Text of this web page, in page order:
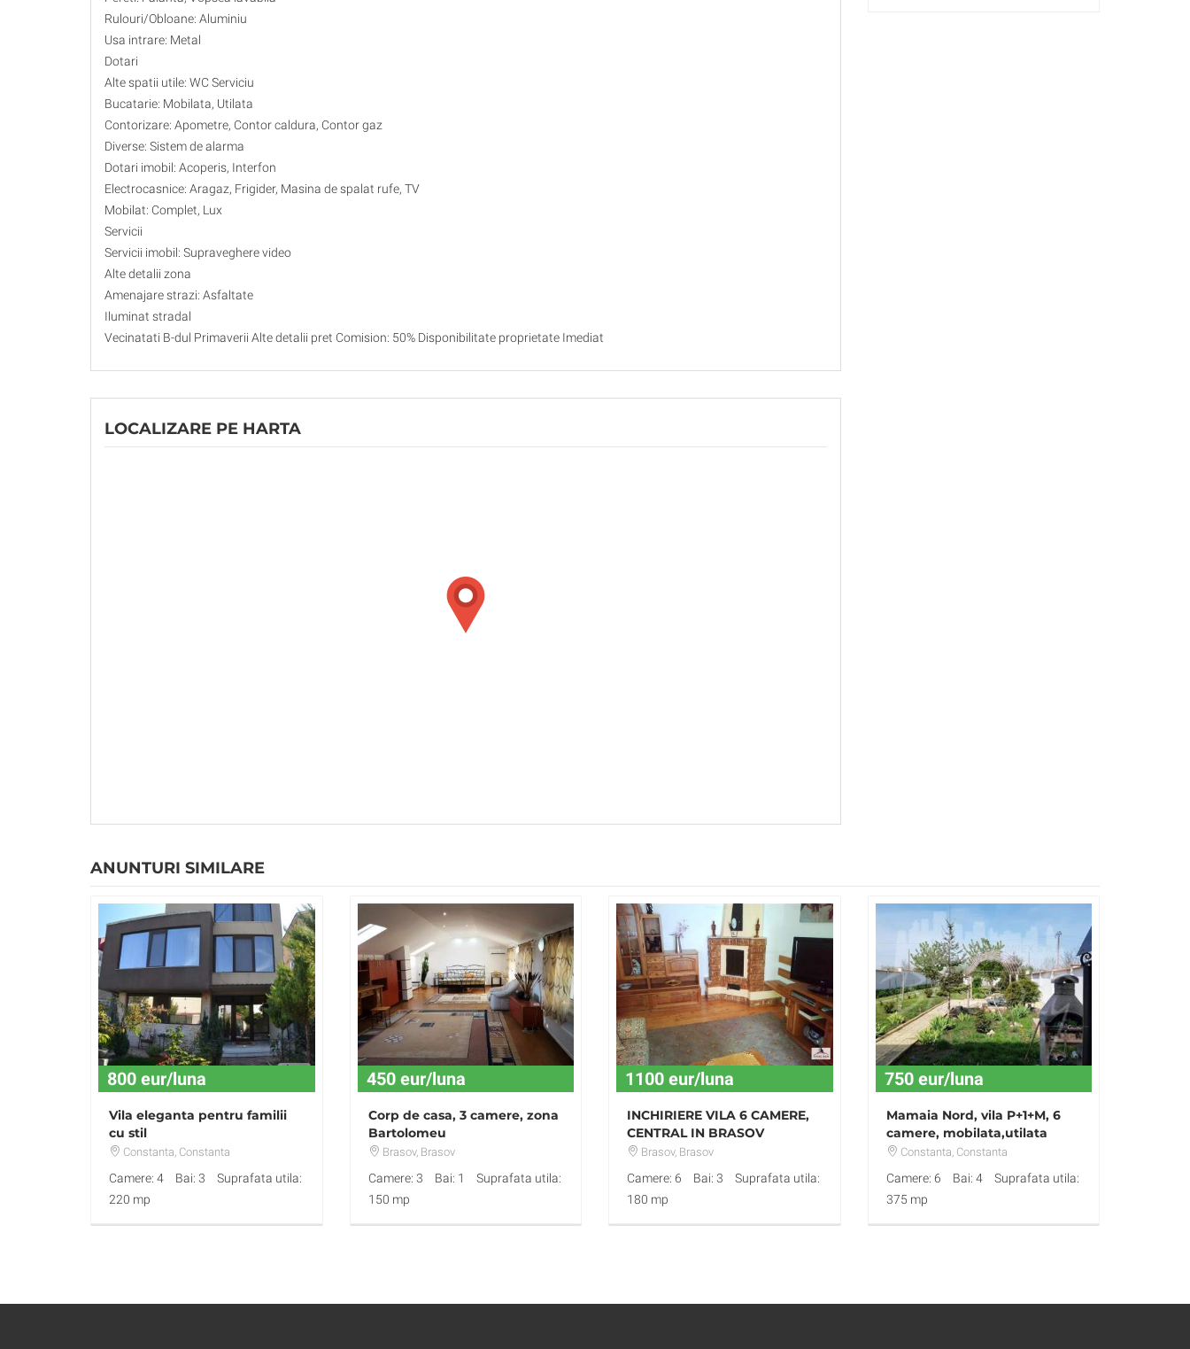
Rulouri/Obloane: Aluminiu
Usa intrare: Metal
Dotari
Alte spatii utile: WC Serviciu
Bucatarie: Mobilata, Utilata
Contorizare: Apometre, Contor caldura, Contor gaz
Diverse: Sistem de alarma
Dotari imobil: Acoperis, Interfon
Electrocasnice: Aragaz, Frigider, Masina de spalat rufe, TV
Mobilat: Complet, Lux
Servicii
Servicii imobil: Supraveghere video
Alte detalii zona
Amenajare strazi: Asfaltate
Iluminat stradal
Vecinatati B-dul Primaverii Alte detalii pret Comision: 50% Disponibilitate proprietate Imediat
LOCALIZARE PE HARTA
ANUNTURI SIMILARE
800 eur/luna
Vila eleganta pentru familii
cu stil
Constanta, Constanta
Camere: 4 Bai: 3
Suprafata utila:
220 mp
450 eur/luna
Corp de casa, 3 camere, zona
Bartolomeu
Brasov, Brasov
Camere: 3 Bai: 1
Suprafata utila:
150 mp
1100 eur/luna
INCHIRIERE VILA 6 CAMERE,
CENTRAL IN BRASOV
Brasov, Brasov
Camere: 6 Bai: 3
Suprafata utila:
180 mp
750 eur/luna
Mamaia Nord, vila P+1+M, 6
camere, mobilata,utilata
Constanta, Constanta
Camere: 6 Bai: 4
Suprafata utila:
375 mp